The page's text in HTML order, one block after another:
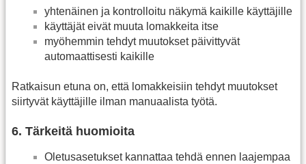
yhtenäinen ja kontrolloitu näkymä kaikille käyttäjille
käyttäjät eivät muuta lomakkeita itse
myöhemmin tehdyt muutokset päivittyvät
automaattisesti kaikille
Ratkaisun etuna on, että lomakkeisiin tehdyt muutokset
siirtyvät käyttäjille ilman manuaalista työtä.
6. Tärkeitä huomioita
Oletusasetukset kannattaa tehdä ennen laajempaa